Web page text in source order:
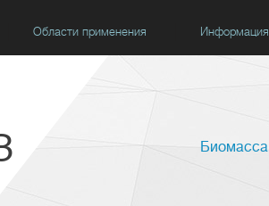
Области применения Информация
Биомасса